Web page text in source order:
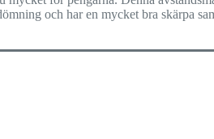
och har en mycket bra skärpa